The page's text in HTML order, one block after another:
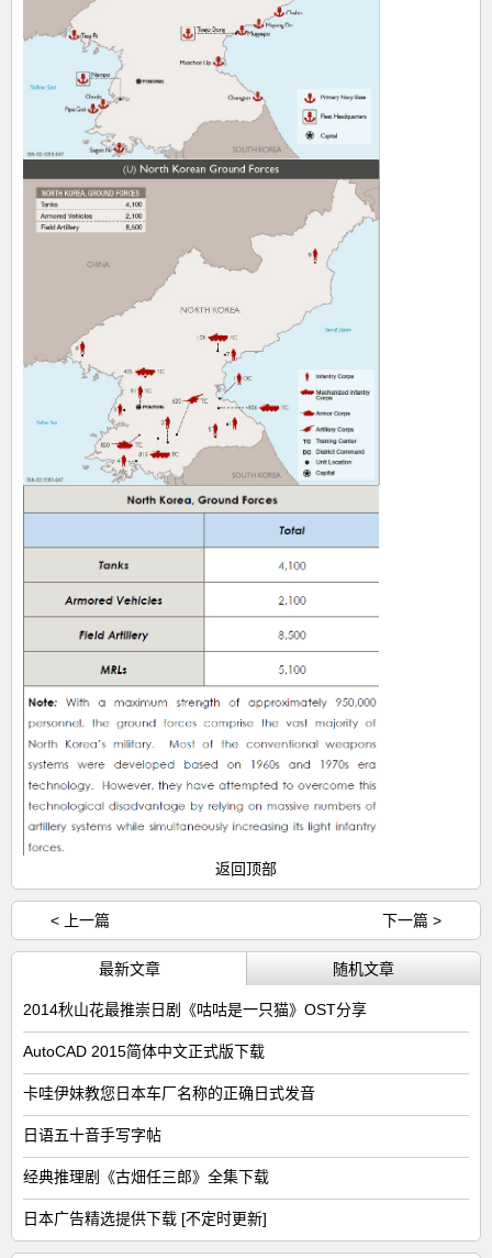
返回顶部
< 上一篇 下一篇 >
最新文章 随机文章
2014秋山花最推崇日剧《咕咕是一只猫》OST分享
AutoCAD 2015简体中文正式版下载
卡哇伊妹教您日本车厂名称的正确日式发音
日语五十音手写字帖
经典推理剧《古畑任三郎》全集下载
日本广告精选提供下载 [不定时更新]